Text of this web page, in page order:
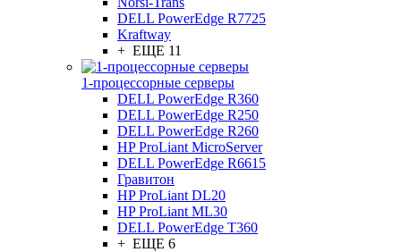
DELL PowerEdge R7725
Kraftway
+ ЕЩЕ 11
1-процессорные серверы
DELL PowerEdge R360
DELL PowerEdge R250
DELL PowerEdge R260
HP ProLiant MicroServer
DELL PowerEdge R6615
Гравитон
HP ProLiant DL20
HP ProLiant ML30
DELL PowerEdge T360
+ ЕЩЕ 6